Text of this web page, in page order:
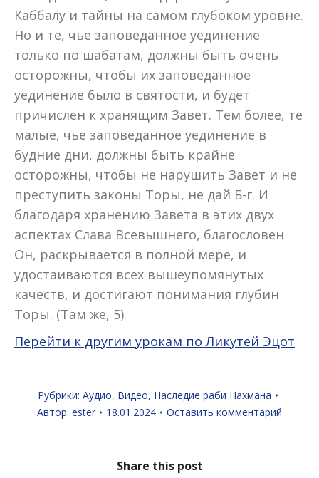
Каббалу и тайны на самом глубоком уровне.
Но и те, чье заповеданное уединение
только по шабатам, должны быть очень
осторожны, чтобы их заповеданное
уединение было в святости, и будет
причислен к хранящим Завет. Тем более, те
малые, чье заповеданное уединение в
будние дни, должны быть крайне
осторожны, чтобы не нарушить Завет и не
преступить законы Торы, не дай Б-г. И
благодаря хранению Завета в этих двух
аспектах Слава Всевышнего, благословен
Он, раскрывается в полной мере, и
удостаиваются всех вышеупомянутых
качеств, и достигают понимания глубин
Торы. (Там же, 5).
Перейти к другим урокам по Ликутей Эцот
Рубрики: Аудио, Видео, Наследие раби Нахмана
Автор: ester 18.01.2024 Оставить комментарий
Share this post